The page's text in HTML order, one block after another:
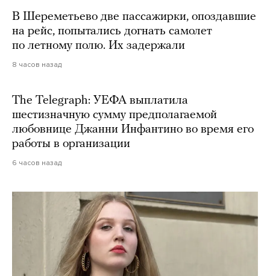
В Шереметьево две пассажирки, опоздавшие
на рейс, попытались догнать самолет
по летному полю. Их задержали
8 часов назад
The Telegraph: УЕФА выплатила
шестизначную сумму предполагаемой
любовнице Джанни Инфантино во время его
работы в организации
6 часов назад